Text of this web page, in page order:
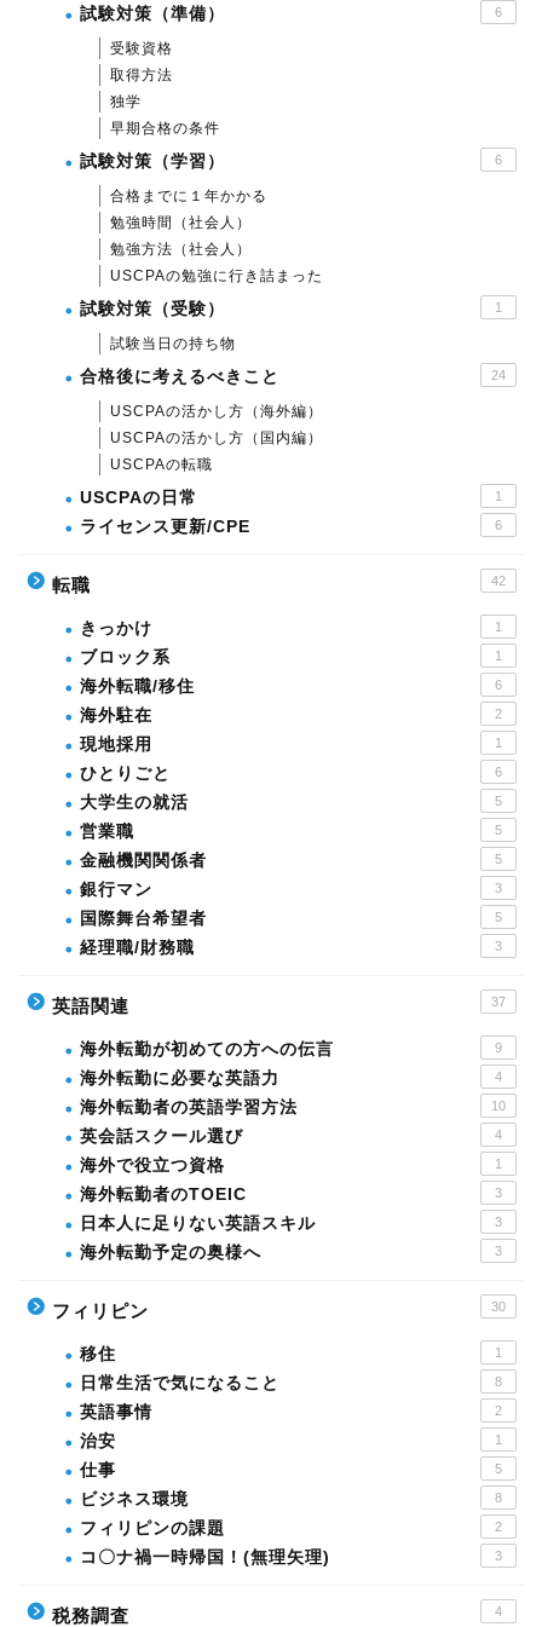
試験対策（準備） 6
受験資格
取得方法
独学
早期合格の条件
試験対策（学習） 6
合格までに１年かかる
勉強時間（社会人）
勉強方法（社会人）
USCPAの勉強に行き詰まった
試験対策（受験） 1
試験当日の持ち物
合格後に考えるべきこと 24
USCPAの活かし方（海外編）
USCPAの活かし方（国内編）
USCPAの転職
USCPAの日常 1
ライセンス更新/CPE 6
転職 42
きっかけ 1
ブロック系 1
海外転職/移住 6
海外駐在 2
現地採用 1
ひとりごと 6
大学生の就活 5
営業職 5
金融機関関係者 5
銀行マン 3
国際舞台希望者 5
経理職/財務職 3
英語関連 37
海外転勤が初めての方への伝言 9
海外転勤に必要な英語力 4
海外転勤者の英語学習方法 10
英会話スクール選び 4
海外で役立つ資格 1
海外転勤者のTOEIC 3
日本人に足りない英語スキル 3
海外転勤予定の奥様へ 3
フィリピン 30
移住 1
日常生活で気になること 8
英語事情 2
治安 1
仕事 5
ビジネス環境 8
フィリピンの課題 2
コ〇ナ禍一時帰国！(無理矢理) 3
税務調査 4